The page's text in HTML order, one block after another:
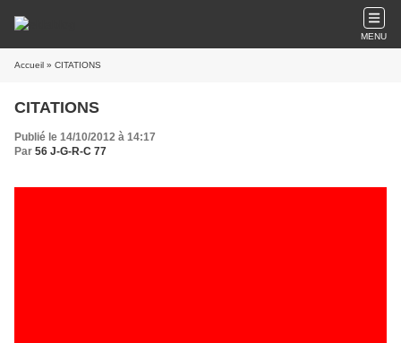
MENU
Accueil » CITATIONS
CITATIONS
Publié le 14/10/2012 à 14:17
Par 56 J-G-R-C 77